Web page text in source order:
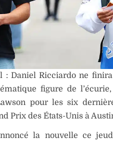
: Daniel Ricciardo ne
figure de
pour les six
Prix des États-Unis à
la nouvelle ce